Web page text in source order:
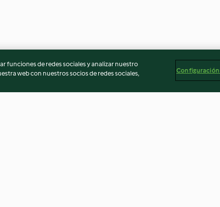
funciones de redes sociales y analizar nuestro
web con nuestros socios de redes sociales,
Configuración